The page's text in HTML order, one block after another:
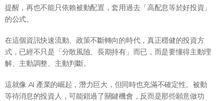
提醒，再也不能只依賴被動配置，套用過去「高配息等於好投資」
的公式。
在這個資訊快速流動、政策不斷轉向的時代，真正穩健的投資方
式，已經不只是「分散風險、長期持有」而已，而是要懂得主動理
解、主動調整、主動判斷。
這就像 AI 產業的崛起，潛力巨大，但同時也充滿不確定性。被動
等待消息的投資人，可能錯過了關鍵機會，反而是那些願意做功